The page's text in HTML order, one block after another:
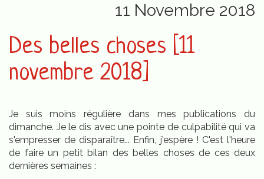
11 Novembre 2018
Des belles choses [11
novembre 2018]
Je suis moins régulière dans mes publications du
dimanche. Je le dis avec une pointe de culpabilité qui va
s'empresser de disparaître... Enfin, j'espère ! C'est l'heure
de faire un petit bilan des belles choses de ces deux
dernières semaines :